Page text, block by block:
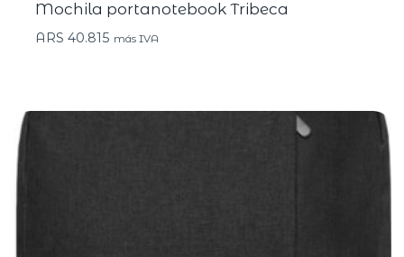
Mochila portanotebook Tribeca
ARS 40.815 más IVA